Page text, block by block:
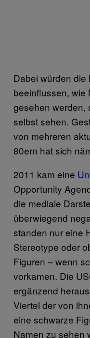
Dabei würden
beeinflussen, wie
gesehen werden,
selbst sehen.
von mehreren
80ern hat sich
2011 kam eine
Opportunity
die mediale
überwiegend
standen nur eine
Stereotype oder
Figuren – wenn
vorkamen. Die
ergänzend
Viertel der von
eine schwarze
Namen zu sehen